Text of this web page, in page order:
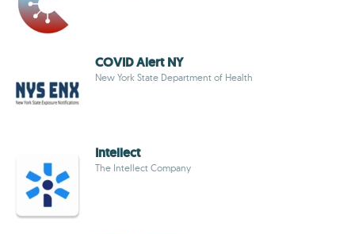
COVID Alert NY
New York State Department of Health
Intellect
The Intellect Company